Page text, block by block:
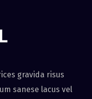
gravida risus
sanese lacus vel